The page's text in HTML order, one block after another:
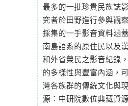
最多的一批珍貴民族誌
究者於田野進行參與觀
採集的一手影音資料涵
南島語系的原住民以及
和外省榮民之影音紀錄
的多樣性與豐富內涵，
灣各族群的傳統文化與
源：中研院數位典藏資源